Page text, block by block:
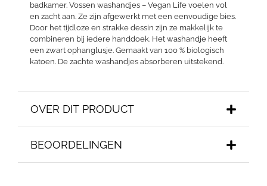
badkamer. Vossen washandjes – Vegan Life voelen vol
en zacht aan. Ze zijn afgewerkt met een eenvoudige bies.
Door het tijdloze en strakke dessin zijn ze makkelijk te
combineren bij iedere handdoek. Het washandje heeft
een zwart ophanglusje. Gemaakt van 100 % biologisch
katoen. De zachte washandjes absorberen uitstekend.
OVER DIT PRODUCT
BEOORDELINGEN